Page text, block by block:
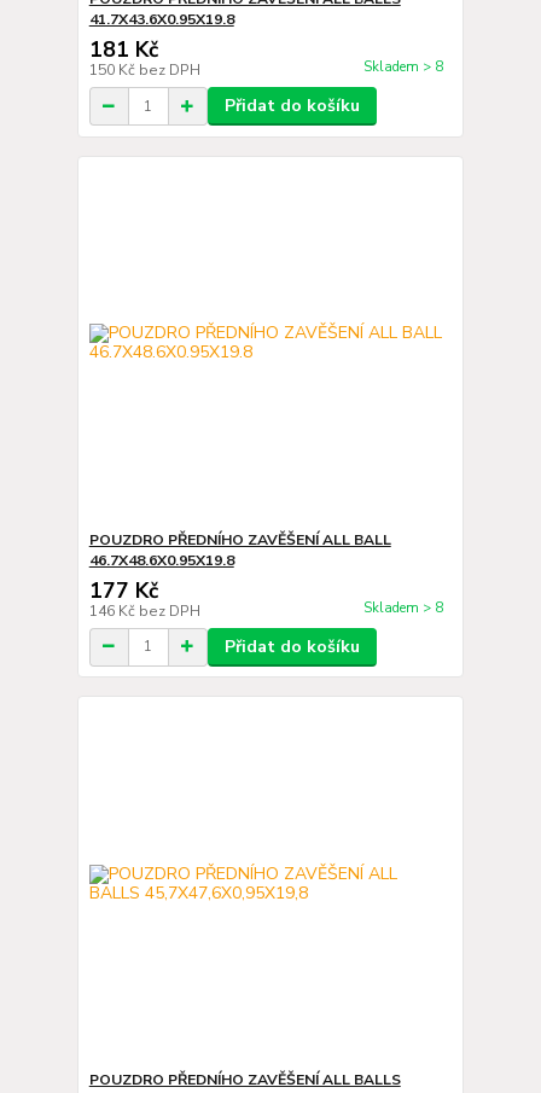
41.7X43.6X0.95X19.8
181 Kč
150 Kč bez DPH Skladem > 8
Přidat do košíku
POUZDRO PŘEDNÍHO ZAVĚŠENÍ ALL BALL
46.7X48.6X0.95X19.8
177 Kč
146 Kč bez DPH Skladem > 8
Přidat do košíku
POUZDRO PŘEDNÍHO ZAVĚŠENÍ ALL BALLS